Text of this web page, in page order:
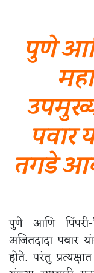
पुणे
पवार
तगडे
पुणे आणि पिंपरी-
अजितदादा
होते. परंतु